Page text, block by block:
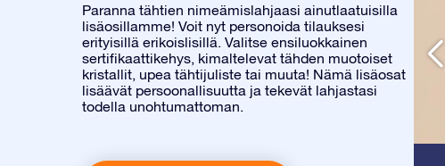
Paranna tähtien nimeämislahjaasi ainutlaatuisilla
lisäosillamme! Voit nyt personoida tilauksesi
erityisillä erikoislisillä. Valitse ensiluokkainen
sertifikaattikehys, kimaltelevat tähden muotoiset
kristallit, upea tähtijuliste tai muuta! Nämä lisäosat
lisäävät persoonallisuutta ja tekevät lahjastasi
todella unohtumattoman.